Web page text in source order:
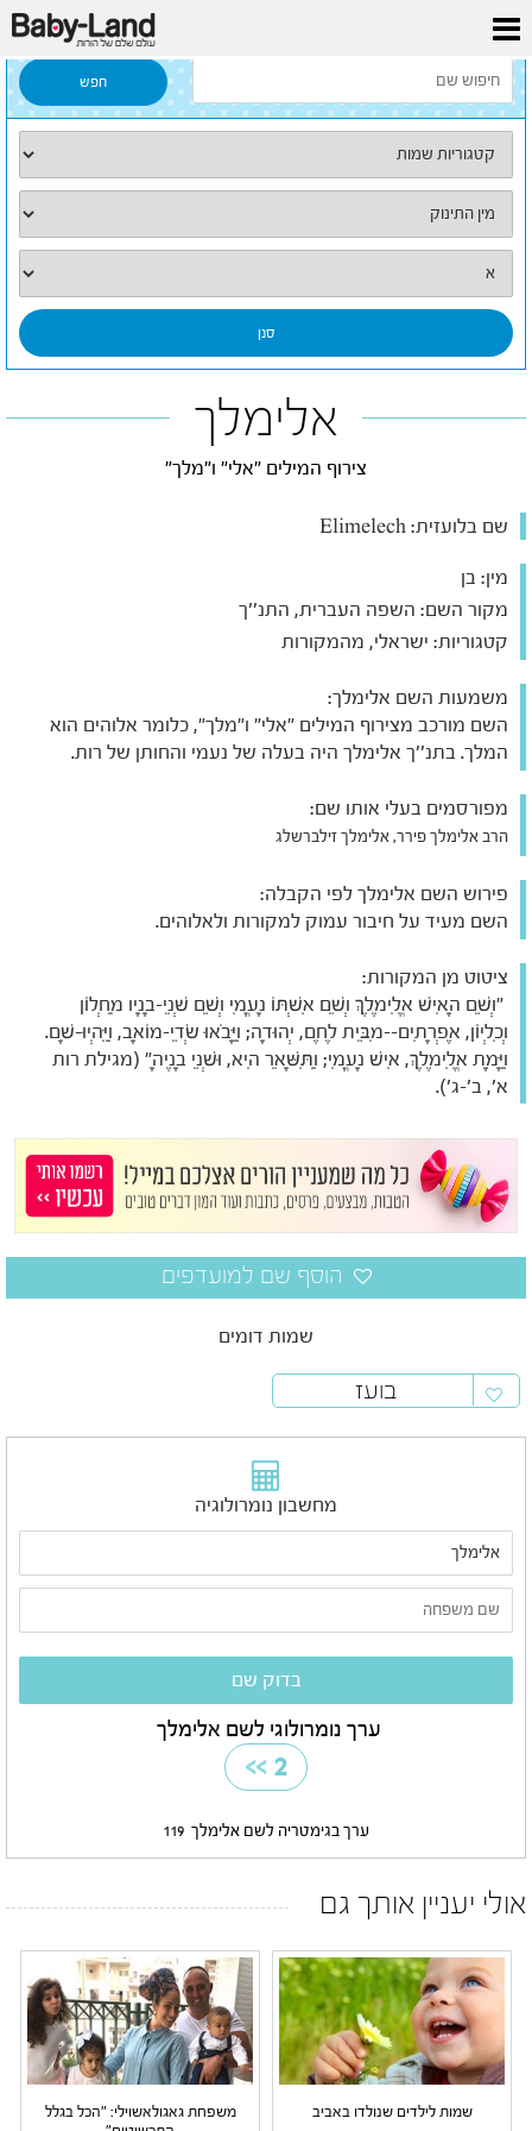
דף הבית
אלימלך
צירוף המילים "אלי" ו"מלך"
שם בלועזית:
מין: בן
מקור השם: השפה העברית, התנ''ך
קטגוריות: ישראלי, מהמקורות
משמעות השם אלימלך:
השם מורכב מצירוף המילים "אלי" ו"מלך", כלומר אלוהים הוא
המלך. בתנ''ך אלימלך היה בעלה של נעמי והחותן של רות.
מפורסמים בעלי אותו שם:
הרב אלימלך פירר, אלימלך זילברשלג
פירוש השם אלימלך לפי הקבלה:
השם מעיד על חיבור עמוק למקורות ולאלוהים.
ציטוט מן המקורות:
"וְשֵׁם הָאִישׁ אֱלִימֶלֶךְ וְשֵׁם אִשְׁתּוֹ נָעֳמִי וְשֵׁם שְׁנֵי-בָנָיו מַחְלוֹן
וְכִלְיוֹן, אֶפְרָתִים--מִבֵּית לֶחֶם, יְהוּדָה; וַיָּבֹאוּ שְׂדֵי-מוֹאָב, וַיִּהְיוּ-שָׁם.
וַיָּמָת אֱלִימֶלֶךְ, אִישׁ נָעֳמִי; וַתִּשָּׁאֵר הִיא, וּשְׁנֵי בָנֶיהָ" (מגילת רות
א', ב'-ג').
שמות דומים
בועז
מחשבון נומרולוגיה
ערך נומרולוגי לשם אלימלך
2
>>
ערך בגימטריה לשם אלימלך 119
אולי יעניין אותך גם
שמות לילדים שנולדו באביב
משפחת גאגולאשוילי: "הכל בגלל